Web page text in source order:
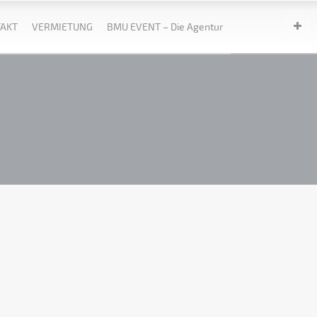
VERMIETUNG BMU EVENT – Die Agentur